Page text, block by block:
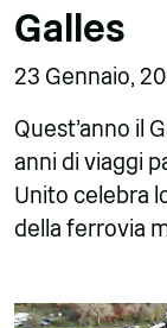
Galles
23 Gennaio,
Quest'anno il
anni di viaggi
Unito celebra
della ferrovia